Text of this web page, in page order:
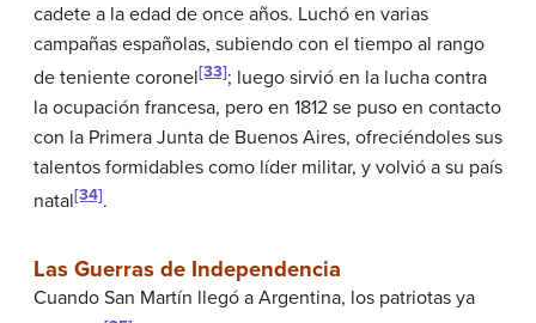
cadete a la edad de once años. Luchó en varias
campañas españolas, subiendo con el tiempo al rango
de teniente coronel[33]; luego sirvió en la lucha contra
la ocupación francesa, pero en 1812 se puso en contacto
con la Primera Junta de Buenos Aires, ofreciéndoles sus
talentos formidables como líder militar, y volvió a su país
natal[34].
Las Guerras de Independencia
Cuando San Martín llegó a Argentina, los patriotas ya